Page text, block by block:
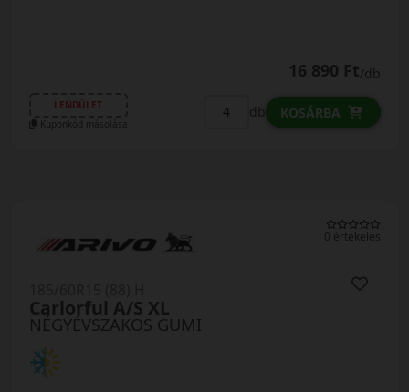
16 890 Ft/db
LENDÜLET
Kuponkód másolása
db KOSÁRBA
0 értékelés
NÉGYÉVSZAKOS GUMI
Carlorful A/S XL